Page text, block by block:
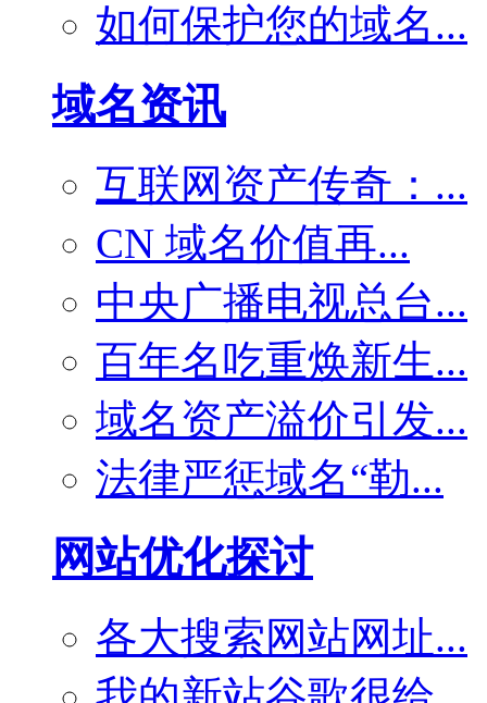
如何保护您的域名...
域名资讯
互联网资产传奇：...
CN 域名价值再...
中央广播电视总台...
百年名吃重焕新生...
域名资产溢价引发...
法律严惩域名“勒...
网站优化探讨
各大搜索网站网址...